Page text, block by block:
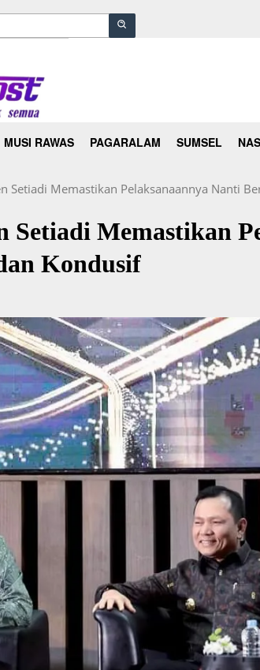
MUSI RAWAS PAGARALAM SUMSEL
Setiadi Memastikan Pelaksanaannya Nanti
Setiadi Memastikan
Kondusif